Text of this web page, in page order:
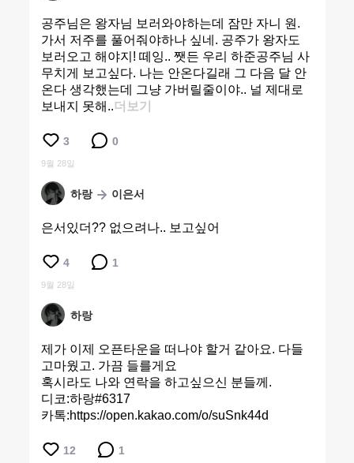
공주님은 왕자님 보러와야하는데 잠만 자니 원.
가서 저주를 풀어줘야하나 싶네. 공주가 왕자도
보러오고 해야지! 떼잉.. 쨋든 우리 하준공주님 사
무치게 보고싶다. 나는 안온다길래 그 다음 달 안
온다 생각했는데 그냥 가버릴줄이야.. 널 제대로
보내지 못해..더보기
3 0
9월 28일
하랑 이은서
은서있더?? 없으려나.. 보고싶어
4 1
9월 28일
하랑
제가 이제 오픈타운을 떠나야 할거 같아요. 다들
고마웠고. 가끔 들를게요
혹시라도 나와 연락을 하고싶으신 분들께.
디코:하랑#6317
카톡:https://open.kakao.com/o/suSnk44d
12 1